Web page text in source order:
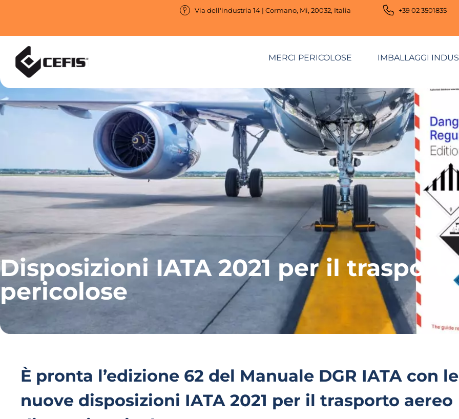
Via dell'industria 14 | Cormano, Mi, 20032, Italia +39 02 3501835
MERCI PERICOLOSE IMBALLAGGI
Disposizioni IATA 2021 per il
pericolose
È pronta l’edizione 62 del Manuale DGR IATA con le
nuove disposizioni IATA 2021 per il trasporto aereo